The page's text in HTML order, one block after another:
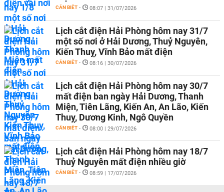
CẦN BIẾT - 08:07 | 31/07/2026
Lịch cắt điện Hải Phòng hôm nay 31/7
một số nơi ở Hải Dương, Thuỷ Nguyên,
Kiến Thuỵ, Vĩnh Bảo mất điện
CẦN BIẾT - 08:16 | 30/07/2026
Lịch cắt điện Hải Phòng hôm nay 30/7
mất điện ban ngày Hải Dương, Thanh
Miện, Tiên Lãng, Kiến An, An Lão, Kiến
Thuỵ, Dương Kinh, Ngô Quyền
CẦN BIẾT - 08:00 | 29/07/2026
Lịch cắt điện Hải Phòng hôm nay 18/7
Thuỷ Nguyên mất điện nhiều giờ
CẦN BIẾT - 08:59 | 17/07/2026